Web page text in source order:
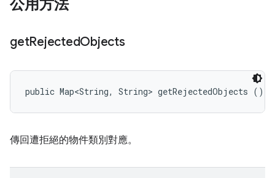
公用方法
getRejectedObjects
public Map<String, String> getRejectedObjects ()
傳回遭拒絕的物件類別對應。